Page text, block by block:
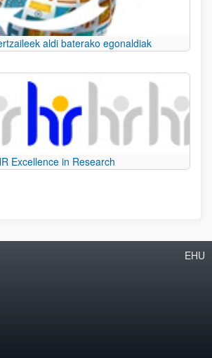
aldi baterako egonaldiak
Excellence in Research
EHU